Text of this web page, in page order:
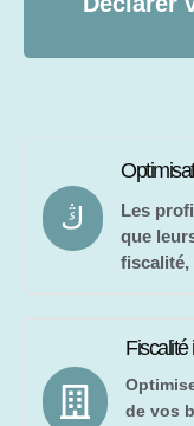
Les
que
fiscalité,
de vos